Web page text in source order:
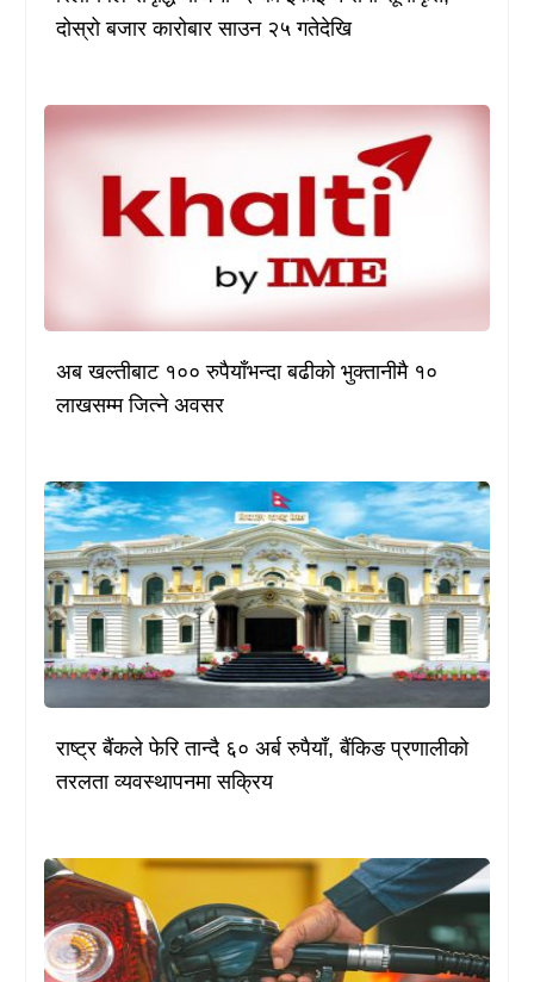
दोस्रो बजार कारोबार साउन २५ गतेदेखि
अब खल्तीबाट १०० रुपैयाँभन्दा बढीको भुक्तानीमै १०
लाखसम्म जित्ने अवसर
राष्ट्र बैंकले फेरि तान्दै ६० अर्ब रुपैयाँ, बैंकिङ प्रणालीको
तरलता व्यवस्थापनमा सक्रिय